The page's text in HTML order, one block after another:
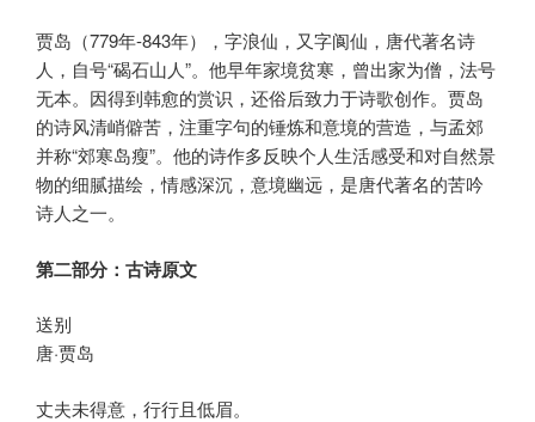
贾岛（779年-843年），字浪仙，又字阆仙，唐代著名诗
人，自号“碣石山人”。他早年家境贫寒，曾出家为僧，法号
无本。因得到韩愈的赏识，还俗后致力于诗歌创作。贾岛
的诗风清峭僻苦，注重字句的锤炼和意境的营造，与孟郊
并称“郊寒岛瘦”。他的诗作多反映个人生活感受和对自然景
物的细腻描绘，情感深沉，意境幽远，是唐代著名的苦吟
诗人之一。
第二部分：古诗原文
送别
唐·贾岛
丈夫未得意，行行且低眉。